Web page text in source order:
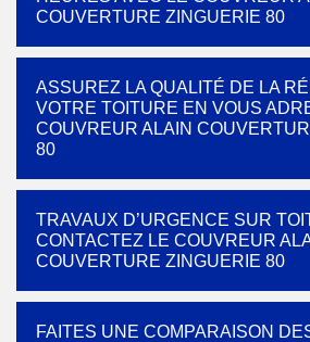
COUVERTURE ZINGUERIE 80
ASSUREZ LA QUALITÉ DE LA
VOTRE TOITURE EN VOUS
COUVREUR ALAIN
80
TRAVAUX D’URGENCE SUR
CONTACTEZ LE COUVREUR
COUVERTURE ZINGUERIE 80
FAITES UNE COMPARAISON